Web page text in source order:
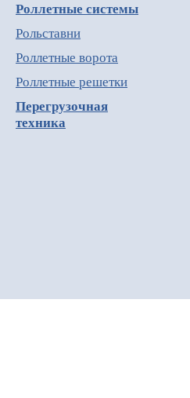
Роллетные системы
Рольставни
Роллетные ворота
Роллетные решетки
Перегрузочная
техника